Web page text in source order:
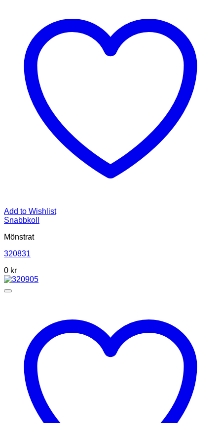
Add to Wishlist
Snabbkoll
Mönstrat
320831
0 kr